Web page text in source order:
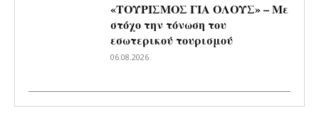
«ΤΟΥΡΙΣΜΟΣ ΓΙΑ ΟΛΟΥΣ» – Με
στόχο την τόνωση του
εσωτερικού τουρισμού
06.08.2026